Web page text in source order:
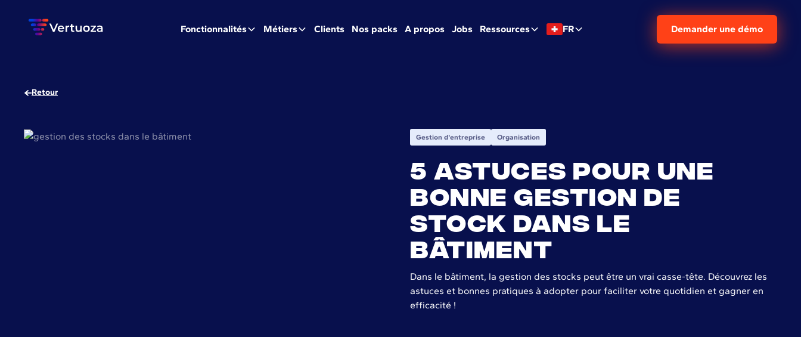
Fonctionnalités Métiers Clients Nos packs A propos Jobs Ressources FR Demander une démo
Retour
Gestion d'entreprise Organisation
5 astuces pour une
bonne gestion de
stock dans le
bâtiment
Dans le bâtiment, la gestion des stocks peut être un vrai casse-tête. Découvrez les
astuces et bonnes pratiques à adopter pour faciliter votre quotidien et gagner en
efficacité !